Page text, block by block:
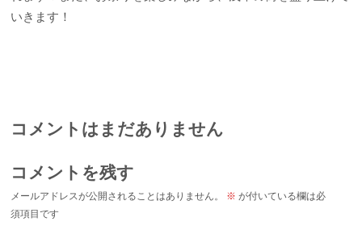
いきます！
コメントはまだありません
コメントを残す
メールアドレスが公開されることはありません。 ※ が付いている欄は必
須項目です